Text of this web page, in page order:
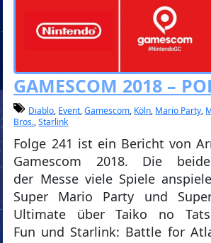
GAMESCOM 2018 –
Diablo, Event,Gamescom, Köln, Mario Party,
Bros.,Starlink
Folge 241 ist ein Bericht von
Gamescom 2018. Die
der Messe viele Spiele
Super Mario Party und
Ultimate über Taiko no
Fun und Starlink: Battle for